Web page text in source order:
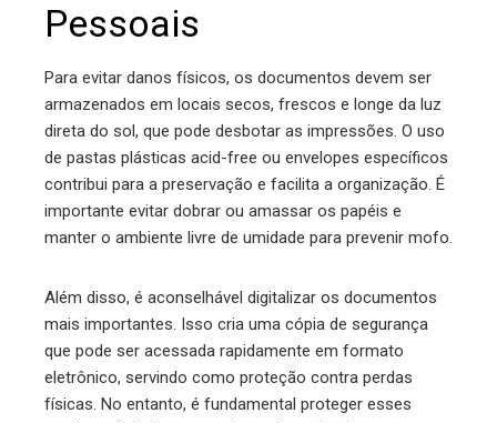
Pessoais
Para evitar danos físicos, os documentos devem ser
armazenados em locais secos, frescos e longe da luz
direta do sol, que pode desbotar as impressões. O uso
de pastas plásticas acid-free ou envelopes específicos
contribui para a preservação e facilita a organização. É
importante evitar dobrar ou amassar os papéis e
manter o ambiente livre de umidade para prevenir mofo.
Além disso, é aconselhável digitalizar os documentos
mais importantes. Isso cria uma cópia de segurança
que pode ser acessada rapidamente em formato
eletrônico, servindo como proteção contra perdas
físicas. No entanto, é fundamental proteger esses